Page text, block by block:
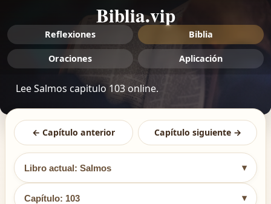
Biblia.vip
Reflexiones Biblia
Oraciones Aplicación
Lee Salmos capitulo 103 online.
← Capítulo anterior Capítulo siguiente →
Libro actual: Salmos ▾
Capítulo: 103 ▾